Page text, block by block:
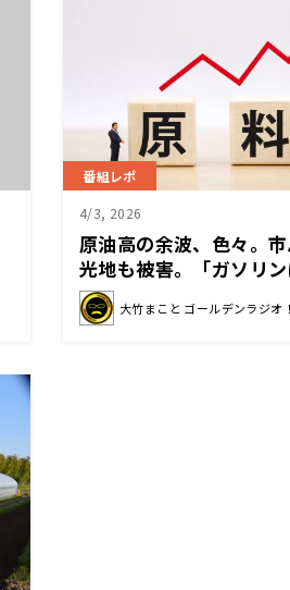
番組レポ
4/3, 2026
原油高の余波、色々。
光地も被害。「ガソリ
軽油はそこまでない。心
大竹まこと ゴールデンラジオ！